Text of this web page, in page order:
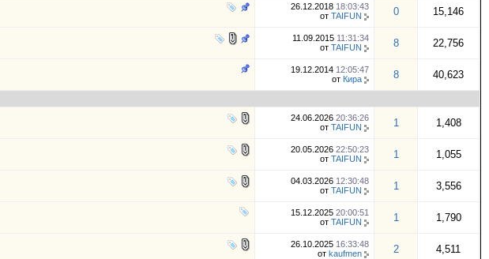
26.12.2018 18:03:43
от TAIFUN 0 15,146
11.09.2015 11:31:34
от TAIFUN 8 22,756
19.12.2014 12:05:47
от Кира 8 40,623
24.06.2026 20:36:26
от TAIFUN 1 1,408
20.05.2026 22:50:23
от TAIFUN 1 1,055
04.03.2026 12:30:48
от TAIFUN 1 3,556
15.12.2025 20:00:51
от TAIFUN 1 1,790
26.10.2025 16:33:48
от kaufmen 2 4,511